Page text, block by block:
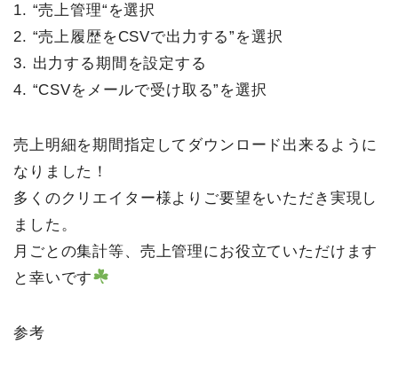
1. “売上管理“を選択
2. “売上履歴をCSVで出力する”を選択
3. 出力する期間を設定する
4. “CSVをメールで受け取る”を選択
売上明細を期間指定してダウンロード出来るように
なりました！
多くのクリエイター様よりご要望をいただき実現し
ました。
月ごとの集計等、売上管理にお役立ていただけます
と幸いです
参考